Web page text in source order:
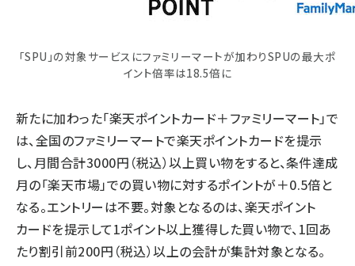
「SPU」の対象サービスにファミリーマートが加わりSPUの最大ポ
イント倍率は18.5倍に
新たに加わった「楽天ポイントカード＋ファミリーマート」で
は、全国のファミリーマートで楽天ポイントカードを提示
し、月間合計3000円（税込）以上買い物をすると、条件達成
月の「楽天市場」での買い物に対するポイントが＋0.5倍と
なる。エントリーは不要。対象となるのは、楽天ポイント
カードを提示して1ポイント以上獲得した買い物で、1回あ
たり割引前200円（税込）以上の会計が集計対象となる。